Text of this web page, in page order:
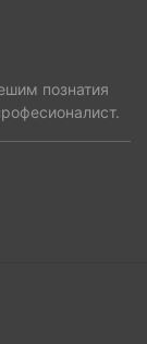
познатия